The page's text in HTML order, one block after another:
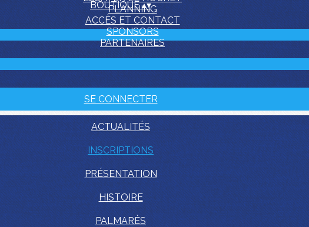
PLANNING
ACCÈS ET CONTACT
SPONSORS
PARTENAIRES
BOUTIQUE▴▾
SE CONNECTER
ACTUALITÉS
INSCRIPTIONS
PRÉSENTATION
HISTOIRE
PALMARÈS